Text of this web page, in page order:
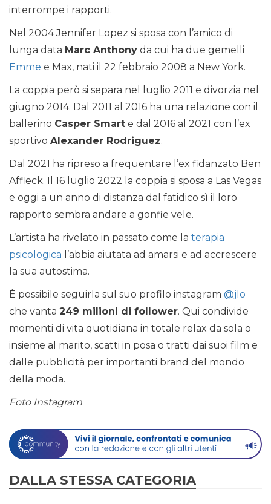
interrompe i rapporti.
Nel 2004 Jennifer Lopez si sposa con l’amico di
lunga data Marc Anthony da cui ha due gemelli
Emme e Max, nati il 22 febbraio 2008 a New York.
La coppia però si separa nel luglio 2011 e divorzia nel
giugno 2014. Dal 2011 al 2016 ha una relazione con il
ballerino Casper Smart e dal 2016 al 2021 con l’ex
sportivo Alexander Rodriguez.
Dal 2021 ha ripreso a frequentare l’ex fidanzato Ben
Affleck. Il 16 luglio 2022 la coppia si sposa a Las Vegas
e oggi a un anno di distanza dal fatidico sì il loro
rapporto sembra andare a gonfie vele.
L’artista ha rivelato in passato come la terapia
psicologica l’abbia aiutata ad amarsi e ad accrescere
la sua autostima.
È possibile seguirla sul suo profilo instagram @jlo
che vanta 249 milioni di follower. Qui condivide
momenti di vita quotidiana in totale relax da sola o
insieme al marito, scatti in posa o tratti dai suoi film e
dalle pubblicità per importanti brand del mondo
della moda.
Foto Instagram
DALLA STESSA CATEGORIA